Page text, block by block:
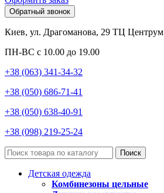
Обратный звонок
Киев, ул. Драгоманова, 29 ТЦ Центрум
ПН-ВС с 10.00 до 19.00
+38 (063) 341-34-32
+38 (050) 686-71-41
+38 (050) 638-40-91
+38 (098) 219-25-24
Поиск
Детская одежда
Комбинезоны цельные